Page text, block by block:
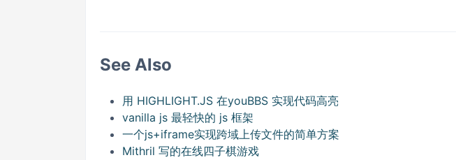
See Also
用 HIGHLIGHT.JS 在youBBS 实现代码高亮
vanilla js 最轻快的 js 框架
一个js+iframe实现跨域上传文件的简单方案
Mithril 写的在线四子棋游戏